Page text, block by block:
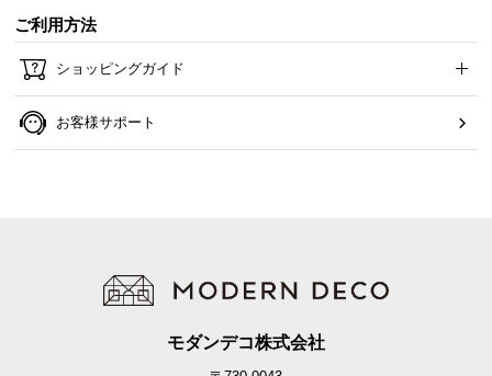
ご利用方法
ショッピングガイド
お客様サポート
モダンデコ株式会社